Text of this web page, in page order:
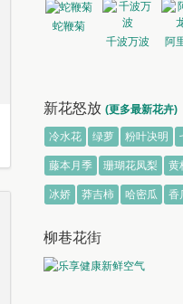
蛇鞭菊
千波万波
阿
新花怒放 (更多最新花卉)
冷水花 绿萝 粉叶决明
藤本月季 珊瑚花凤梨 黄
冰娇 莽吉柿 哈密瓜 香
柳巷花街